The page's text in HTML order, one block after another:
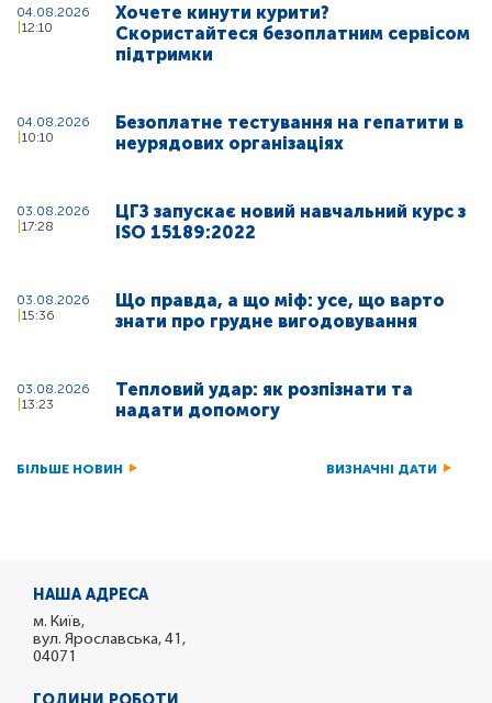
04.08.2026
12:10
Хочете кинути курити?
Скористайтеся безоплатним сервісом
підтримки
04.08.2026
10:10
Безоплатне тестування на гепатити в
неурядових організаціях
03.08.2026
17:28
ЦГЗ запускає новий навчальний курс з
ISO 15189:2022
03.08.2026
15:36
Що правда, а що міф: усе, що варто
знати про грудне вигодовування
03.08.2026
13:23
Тепловий удар: як розпізнати та
надати допомогу
БІЛЬШЕ НОВИН ВИЗНАЧНІ ДАТИ
НАША АДРЕСА
м. Київ,
вул. Ярославська, 41,
04071